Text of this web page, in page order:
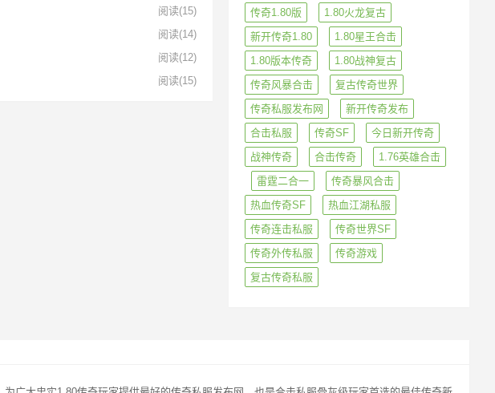
阅读(15)
阅读(14)
阅读(12)
阅读(15)
传奇1.80版
1.80火龙复古
新开传奇1.80
1.80星王合击
1.80版本传奇
1.80战神复古
传奇风暴合击
复古传奇世界
传奇私服发布网
新开传奇发布
合击私服
传奇SF
今日新开传奇
战神传奇
合击传奇
1.76英雄合击
雷霆二合一
传奇暴风合击
热血传奇SF
热血江湖私服
传奇连击私服
传奇世界SF
传奇外传私服
传奇游戏
复古传奇私服